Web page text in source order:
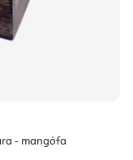
- mangófa